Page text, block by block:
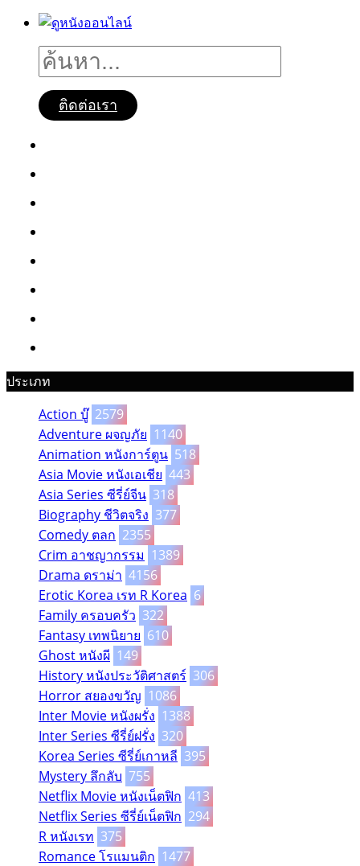
ติดต่อเรา
ประเภท
Action บู๊ 2579
Adventure ผจญภัย 1140
Animation หนังการ์ตูน 518
Asia Movie หนังเอเชีย 443
Asia Series ซีรี่ย์จีน 318
Biography ชีวิตจริง 377
Comedy ตลก 2355
Crim อาชญากรรม 1389
Drama ดราม่า 4156
Erotic Korea เรท R Korea 6
Family ครอบครัว 322
Fantasy เทพนิยาย 610
Ghost หนังผี 149
History หนังประวัติศาสตร์ 306
Horror สยองขวัญ 1086
Inter Movie หนังผรั่ง 1388
Inter Series ซีรี่ย์ฝรั่ง 320
Korea Series ซีรี่ย์เกาหลี 395
Mystery ลึกลับ 755
Netflix Movie หนังเน็ตฟิก 413
Netflix Series ซีรี่ย์เน็ตฟิก 294
R หนังเรท 375
Romance โรแมนติก 1477